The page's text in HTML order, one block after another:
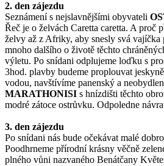
2. den zájezdu
Seznámení s nejslavnějšími obyvateli
Řeč je o želvách Caretta caretta. A proč
želvy až z Afriky, aby snesly svá vajíčka
mnoho dalšího o životě těchto
výletu. Po snídani odplujeme loďku s
3hod. plavby budeme proplouvat
vodou, navštívíme panenský a
MARATHONISI s hnízdišti těchto
modré zátoce ostrůvku. Odpoledne
3. den zájezdu
Po snídani nás bude očekávat malé
Poodhrneme přírodní krásny věčně
plného vůni nazvaného Benátčany